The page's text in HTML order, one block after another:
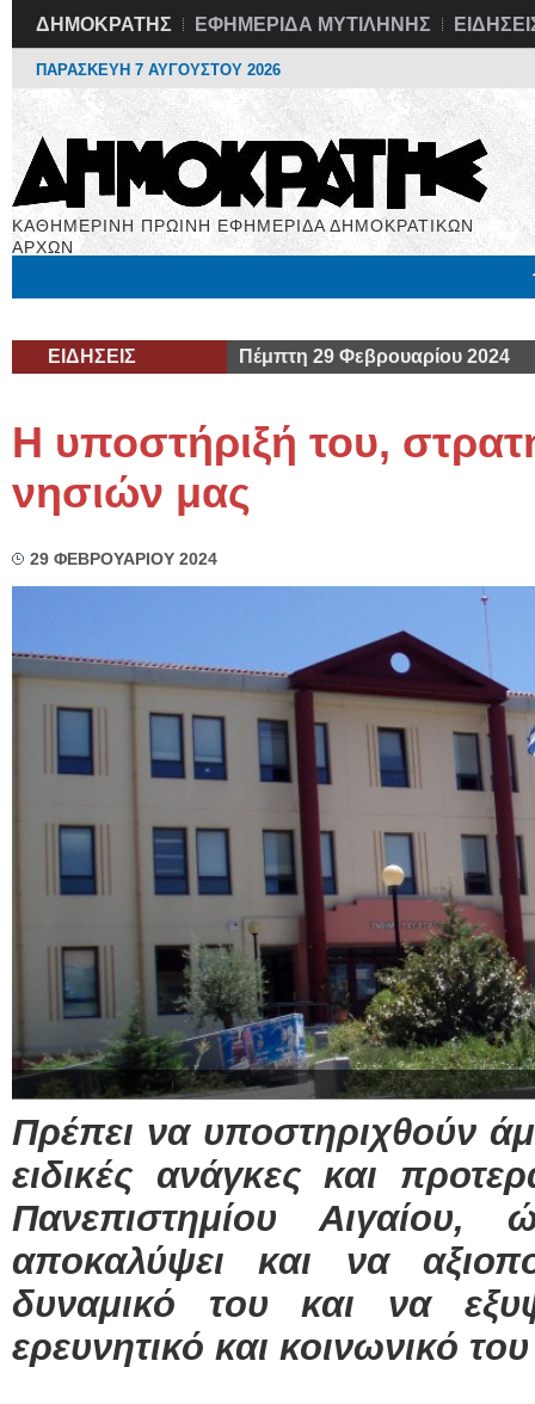
ΔΗΜΟΚΡΑΤΗΣ ΕΦΗΜΕΡΙΔΑ ΜΥΤΙΛΗΝΗΣ
ΠΑΡΑΣΚΕΥΗ 7 ΑΥΓΟΥΣΤΟΥ 2026
ΚΑΘΗΜΕΡΙΝΗ ΠΡΩΙΝΗ ΕΦΗΜΕΡΙΔΑ ΔΗΜΟΚΡΑΤΙΚΩΝ
ΑΡΧΩΝ
ΕΙΔΗΣΕΙΣ Πέμπτη 29 Φεβρουαρίου 2024
Η υποστήριξή του,
νησιών μας
29 ΦΕΒΡΟΥΑΡΙΟΥ 2024
Πρέπει να υποστηριχθούν
ειδικές ανάγκες και
Πανεπιστημίου
αποκαλύψει και να
δυναμικό του και να
ερευνητικό και κοινωνικό
ΕΙΔΙΚΟΣ
Holter